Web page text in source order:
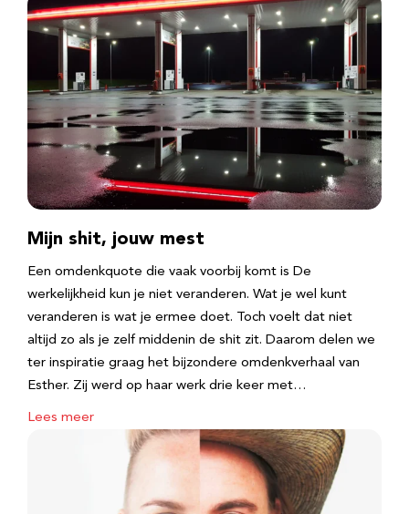
Mijn shit, jouw mest
Een omdenkquote die vaak voorbij komt is De
werkelijkheid kun je niet veranderen. Wat je wel kunt
veranderen is wat je ermee doet. Toch voelt dat niet
altijd zo als je zelf middenin de shit zit. Daarom delen we
ter inspiratie graag het bijzondere omdenkverhaal van
Esther. Zij werd op haar werk drie keer met…
Lees meer